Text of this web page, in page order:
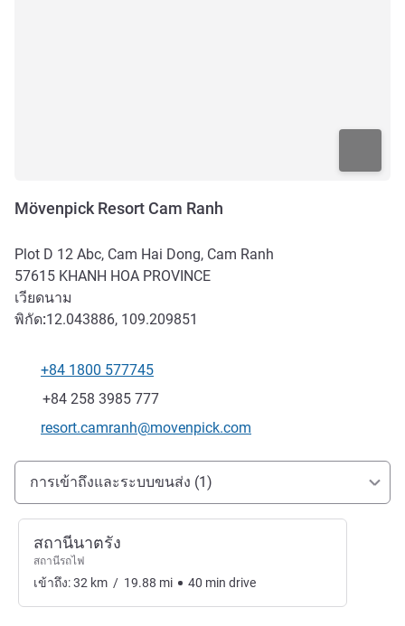
Mövenpick Resort Cam Ranh
Plot D 12 Abc, Cam Hai Dong, Cam Ranh
57615 KHANH HOA PROVINCE
เวียดนาม
พิกัด:12.043886, 109.209851
โทรศัพท์
+84 1800 577745
แฟกซ์
+84 258 3985 777
อีเมลติดต่อ
resort.camranh@movenpick.com
การเข้าถึงและการเดินทาง
การเข้าถึงและระบบขนส่ง (1)
สถานีนาตรัง
สถานีรถไฟ
เข้าถึง:32 km / 19.88 mi 40 min drive